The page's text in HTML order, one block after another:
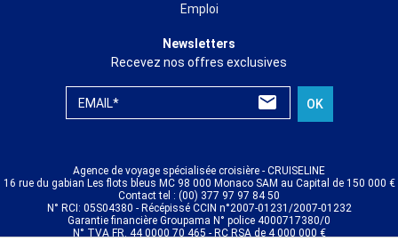
Emploi
Newsletters
Recevez nos offres exclusives
EMAIL* OK
Agence de voyage spécialisée croisière - CRUISELINE
16 rue du gabian Les flots bleus MC 98 000 Monaco SAM au Capital de 150 000 €
Contact tel : (00) 377 97 97 84 50
N° RCI: 05S04380 - Récépissé CCIN n°2007-01231/2007-01232
Garantie financière Groupama N° police 4000717380/0
N° TVA FR. 44 0000 70 465 - RC RSA de 4 000 000 €